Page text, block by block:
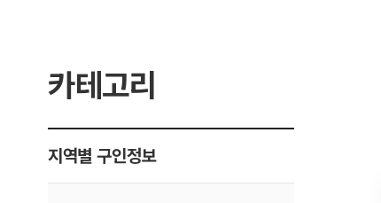
카테고리
지역별 구인정보